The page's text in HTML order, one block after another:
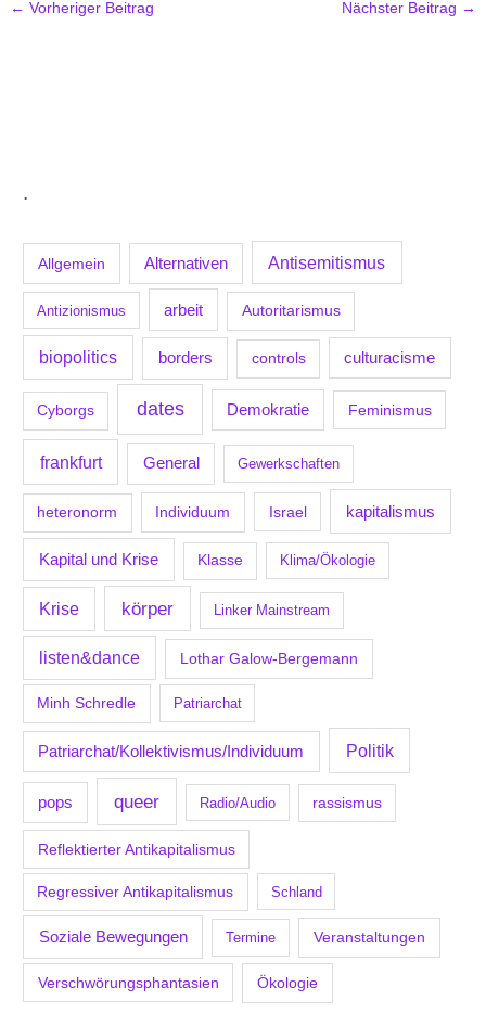
.
Allgemein Alternativen Antisemitismus
Antizionismus arbeit Autoritarismus
biopolitics borders controls culturacisme
Cyborgs dates Demokratie Feminismus
frankfurt General Gewerkschaften
heteronorm Individuum Israel kapitalismus
Kapital und Krise Klasse Klima/Ökologie
Krise körper Linker Mainstream
listen&dance Lothar Galow-Bergemann
Minh Schredle Patriarchat
Patriarchat/Kollektivismus/Individuum Politik
pops queer Radio/Audio rassismus
Reflektierter Antikapitalismus
Regressiver Antikapitalismus Schland
Soziale Bewegungen Termine Veranstaltungen
Verschwörungsphantasien Ökologie
← Vorheriger Beitrag Nächster Beitrag →